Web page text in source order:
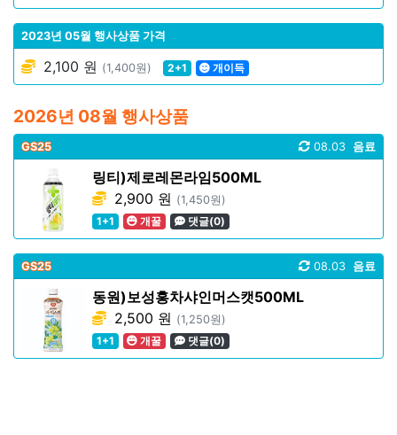
2023년 05월 행사상품 가격
2,100 원 (1,400원) 2+1 개이득
2026년 08월 행사상품
GS25 음료
08.03
링티)제로레몬라임500ML
2,900 원 (1,450원)
1+1
개꿀 댓글(0)
GS25 음료
08.03
동원)보성홍차샤인머스캣500ML
2,500 원 (1,250원)
1+1
개꿀 댓글(0)